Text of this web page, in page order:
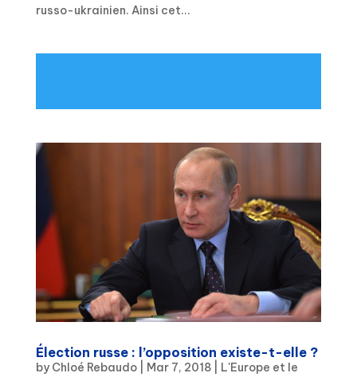
russo-ukrainien. Ainsi cet...
Élection russe : l’opposition existe-t-elle ?
by Chloé Rebaudo| Mar 7, 2018| L'Europe et le